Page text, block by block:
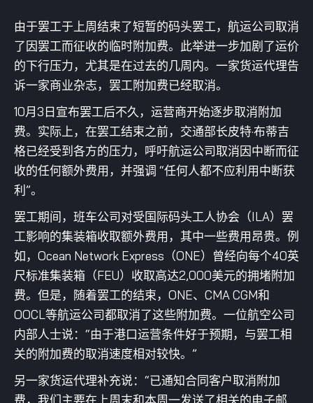
由于罢工于上周结束了短暂的码头罢工，航运公司取消
了因罢工而征收的临时附加费。此举进一步加剧了运价
的下行压力，尤其是在过去的几周内。一家货运代理告
诉一家商业杂志，罢工附加费已经取消。
10月3日宣布罢工后不久，运营商开始逐步取消附加
费。实际上，在罢工结束之前，交通部长皮特·布蒂吉
格已经受到各方的压力，呼吁航运公司取消因中断而征
收的任何额外费用，并强调 “任何人都不应利用中断获
利”。
罢工期间，班车公司对受国际码头工人协会（ILA）罢
工影响的集装箱收取额外费用，其中一些费用昂贵。例
如，Ocean Network Express（ONE）曾经向每个40英
尺标准集装箱（FEU）收取高达2,000美元的拥堵附加
费。但是，随着罢工的结束，ONE、CMA CGM和
OOCL等航运公司都取消了这些附加费。一位航空公司
内部人士说：“由于港口运营条件好于预期，与罢工相
关的附加费的取消速度相对较快。”
另一家货运代理补充说：“已通知合同客户取消附加
费，我们主要在上周末和本周一发送了相关的电子邮